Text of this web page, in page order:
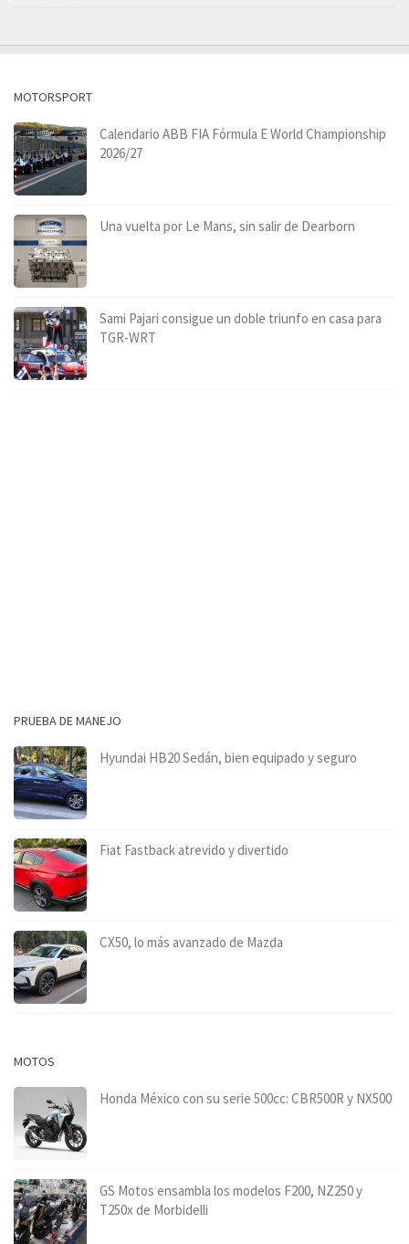
MOTORSPORT
Calendario ABB FIA Fórmula E World Championship
2026/27
Una vuelta por Le Mans, sin salir de Dearborn
Sami Pajari consigue un doble triunfo en casa para
TGR-WRT
PRUEBA DE MANEJO
Hyundai HB20 Sedán, bien equipado y seguro
Fiat Fastback atrevido y divertido
CX50, lo más avanzado de Mazda
MOTOS
Honda México con su serie 500cc: CBR500R y NX500
GS Motos ensambla los modelos F200, NZ250 y
T250x de Morbidelli